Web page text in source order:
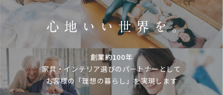
創業約100年
家具・インテリア選びのパートナーとして
お客様の「理想の暮らし」を実現します